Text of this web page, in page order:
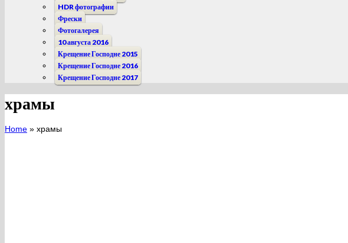
HDR фотографии
Фрески
Фотогалерея
10 августа 2016
Крещение Господне 2015
Крещение Господне 2016
Крещение Господне 2017
храмы
Home » храмы